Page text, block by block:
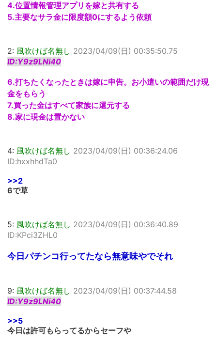
4.位置情報管理アプリを嫁と共有する
5.主要なサラ金に限度額0にするよう依頼
2: 風吹けば名無し 2023/04/09(日) 00:35:50.75
ID:Y9z9LNi40
6.打ちたくなったときは嫁に申告。お小遣いの範囲だけ現
金をもらう
7.買った金はすべて家族に還元する
8.家に現金は置かない
4: 風吹けば名無し 2023/04/09(日) 00:36:24.06
ID:hxxhhdTa0
>>2
6で草
5: 風吹けば名無し 2023/04/09(日) 00:36:40.89
ID:KPci3ZHL0
今日パチンコ行ってたなら無意味やでそれ
9: 風吹けば名無し 2023/04/09(日) 00:37:44.58
ID:Y9z9LNi40
>>5
今日は許可もらってるからセーフや